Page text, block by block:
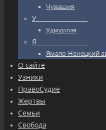
Чувашия
У_________________
Удмуртия
Я_________________
Ямало-Ненецкий
О сайте
Узники
ПравоСудие
Жертвы
Семьи
Свобода